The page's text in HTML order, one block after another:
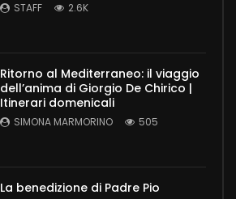
STAFF 2.6K
Ritorno al Mediterraneo: il viaggio
dell’anima di Giorgio De Chirico |
Itinerari domenicali
SIMONA MARMORINO 505
La benedizione di Padre Pio